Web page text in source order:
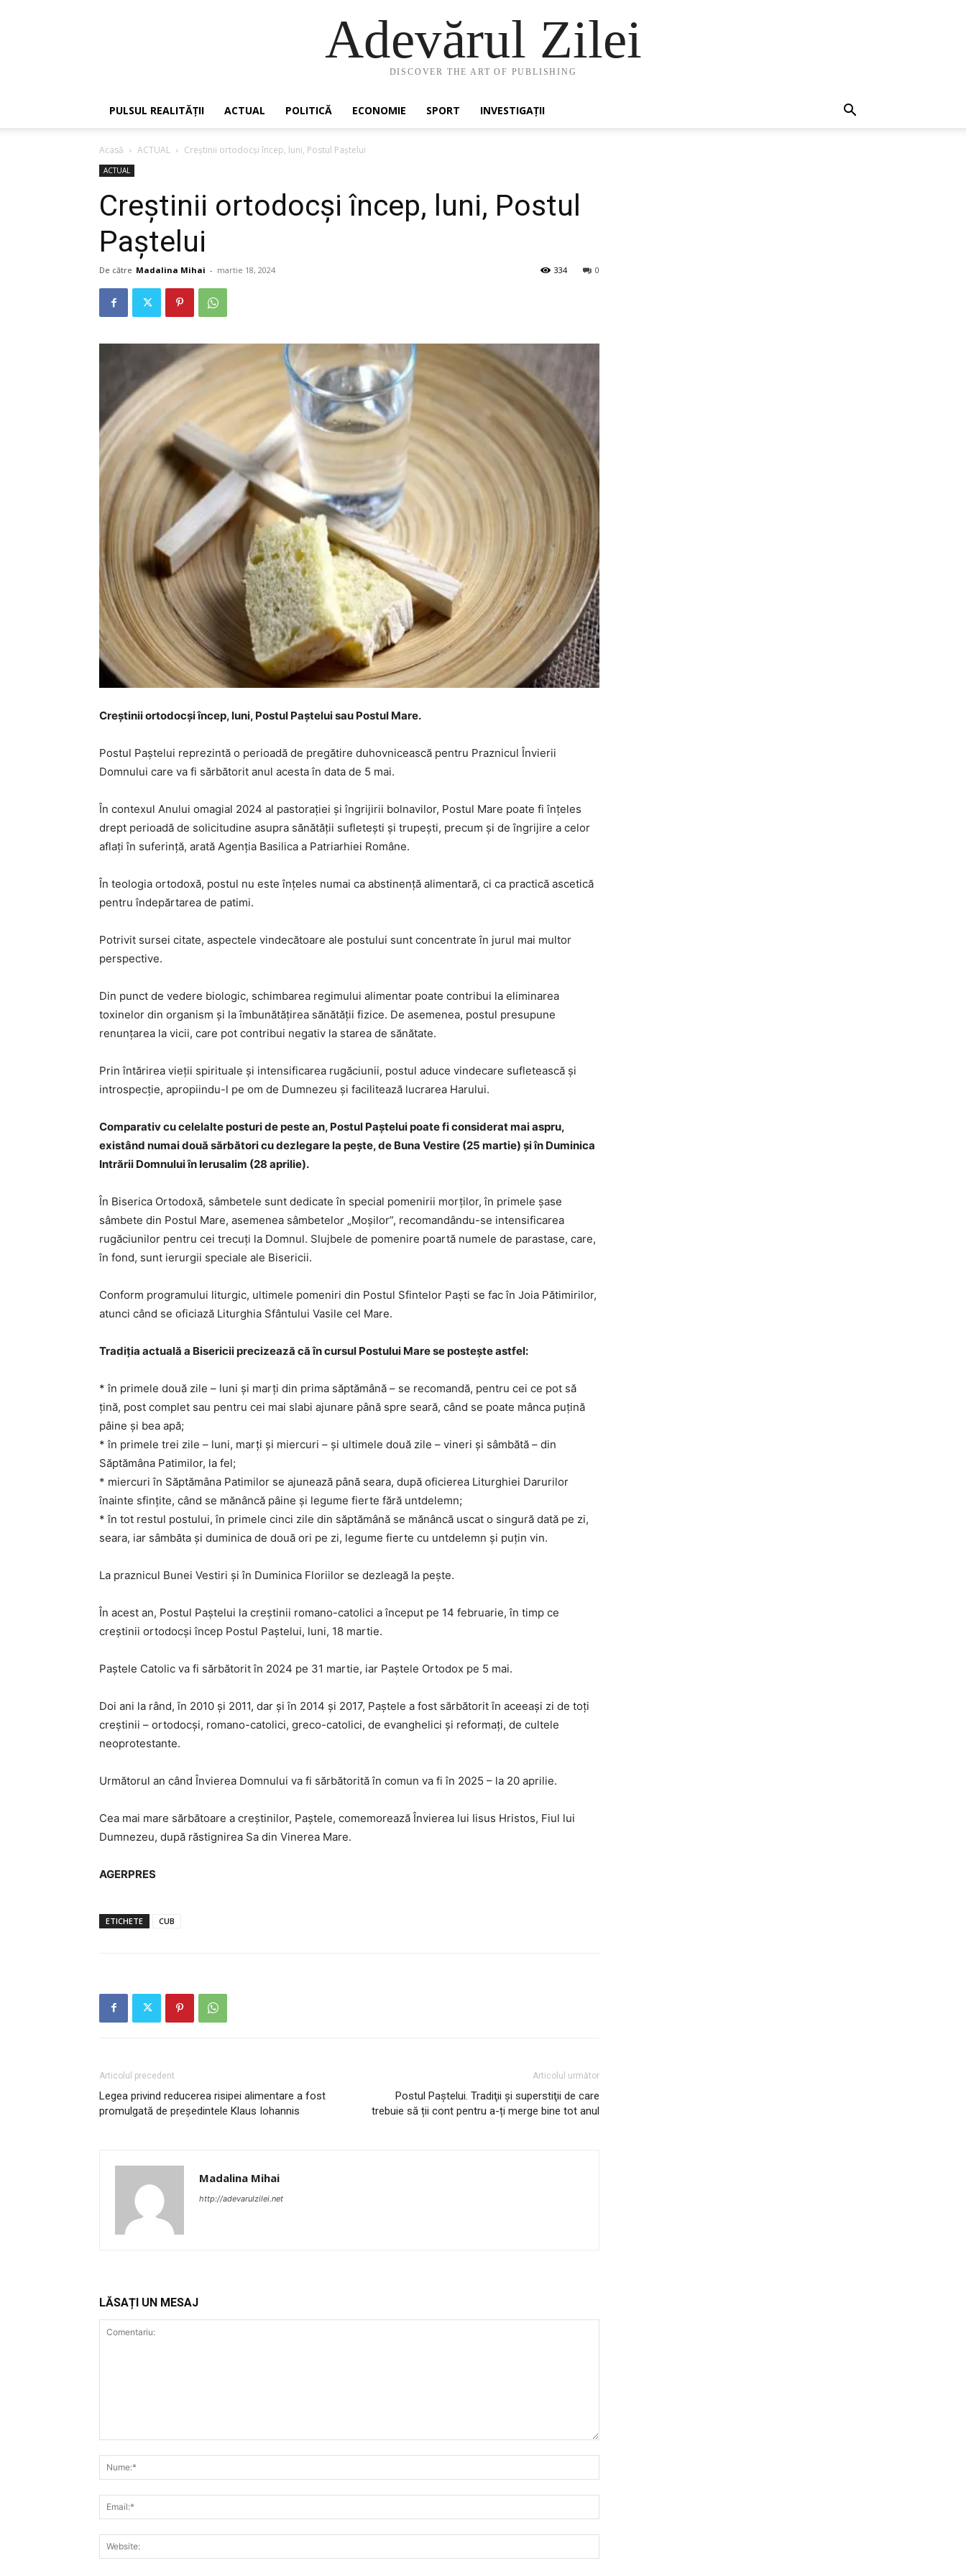
Adevărul Zilei
DISCOVER THE ART OF PUBLISHING
PULSUL REALITĂȚII ACTUAL POLITICĂ ECONOMIE SPORT INVESTIGAȚII
Acasă ACTUAL Creştinii ortodocşi încep, luni, Postul Paştelui
ACTUAL
Creştinii ortodocşi încep, luni, Postul
Paştelui
De către Madalina Mihai - martie 18, 2024 0
334
Creştinii ortodocşi încep, luni, Postul Paştelui sau Postul Mare.
Postul Paştelui reprezintă o perioadă de pregătire duhovnicească pentru Praznicul Învierii
Domnului care va fi sărbătorit anul acesta în data de 5 mai.
În contexul Anului omagial 2024 al pastoraţiei şi îngrijirii bolnavilor, Postul Mare poate fi înţeles
drept perioadă de solicitudine asupra sănătăţii sufleteşti şi trupeşti, precum şi de îngrijire a celor
aflaţi în suferinţă, arată Agenţia Basilica a Patriarhiei Române.
În teologia ortodoxă, postul nu este înţeles numai ca abstinenţă alimentară, ci ca practică ascetică
pentru îndepărtarea de patimi.
Potrivit sursei citate, aspectele vindecătoare ale postului sunt concentrate în jurul mai multor
perspective.
Din punct de vedere biologic, schimbarea regimului alimentar poate contribui la eliminarea
toxinelor din organism şi la îmbunătăţirea sănătăţii fizice. De asemenea, postul presupune
renunţarea la vicii, care pot contribui negativ la starea de sănătate.
Prin întărirea vieţii spirituale şi intensificarea rugăciunii, postul aduce vindecare sufletească şi
introspecţie, apropiindu-l pe om de Dumnezeu şi facilitează lucrarea Harului.
Comparativ cu celelalte posturi de peste an, Postul Paştelui poate fi considerat mai aspru,
existând numai două sărbători cu dezlegare la peşte, de Buna Vestire (25 martie) şi în Duminica
Intrării Domnului în Ierusalim (28 aprilie).
În Biserica Ortodoxă, sâmbetele sunt dedicate în special pomenirii morţilor, în primele şase
sâmbete din Postul Mare, asemenea sâmbetelor „Moşilor”, recomandându-se intensificarea
rugăciunilor pentru cei trecuţi la Domnul. Slujbele de pomenire poartă numele de parastase, care,
în fond, sunt ierurgii speciale ale Bisericii.
Conform programului liturgic, ultimele pomeniri din Postul Sfintelor Paşti se fac în Joia Pătimirilor,
atunci când se oficiază Liturghia Sfântului Vasile cel Mare.
Tradiţia actuală a Bisericii precizează că în cursul Postului Mare se posteşte astfel:
* în primele două zile – luni şi marţi din prima săptămână – se recomandă, pentru cei ce pot să
ţină, post complet sau pentru cei mai slabi ajunare până spre seară, când se poate mânca puţină
pâine şi bea apă;
* în primele trei zile – luni, marţi şi miercuri – şi ultimele două zile – vineri şi sâmbătă – din
Săptămâna Patimilor, la fel;
* miercuri în Săptămâna Patimilor se ajunează până seara, după oficierea Liturghiei Darurilor
înainte sfinţite, când se mănâncă pâine şi legume fierte fără untdelemn;
* în tot restul postului, în primele cinci zile din săptămână se mănâncă uscat o singură dată pe zi,
seara, iar sâmbăta şi duminica de două ori pe zi, legume fierte cu untdelemn şi puţin vin.
La praznicul Bunei Vestiri şi în Duminica Floriilor se dezleagă la peşte.
În acest an, Postul Paştelui la creştinii romano-catolici a început pe 14 februarie, în timp ce
creştinii ortodocşi încep Postul Paştelui, luni, 18 martie.
Paştele Catolic va fi sărbătorit în 2024 pe 31 martie, iar Paştele Ortodox pe 5 mai.
Doi ani la rând, în 2010 şi 2011, dar şi în 2014 şi 2017, Paştele a fost sărbătorit în aceeaşi zi de toţi
creştinii – ortodocşi, romano-catolici, greco-catolici, de evanghelici şi reformaţi, de cultele
neoprotestante.
Următorul an când Învierea Domnului va fi sărbătorită în comun va fi în 2025 – la 20 aprilie.
Cea mai mare sărbătoare a creştinilor, Paştele, comemorează Învierea lui Iisus Hristos, Fiul lui
Dumnezeu, după răstignirea Sa din Vinerea Mare.
AGERPRES
ETICHETE CUB
Articolul precedent
Legea privind reducerea risipei alimentare a fost
promulgată de președintele Klaus Iohannis
Articolul următor
Postul Paștelui. Tradiţii şi superstiţii de care
trebuie să ții cont pentru a-ți merge bine tot anul
Madalina Mihai
http://adevarulzilei.net
LĂSAȚI UN MESAJ